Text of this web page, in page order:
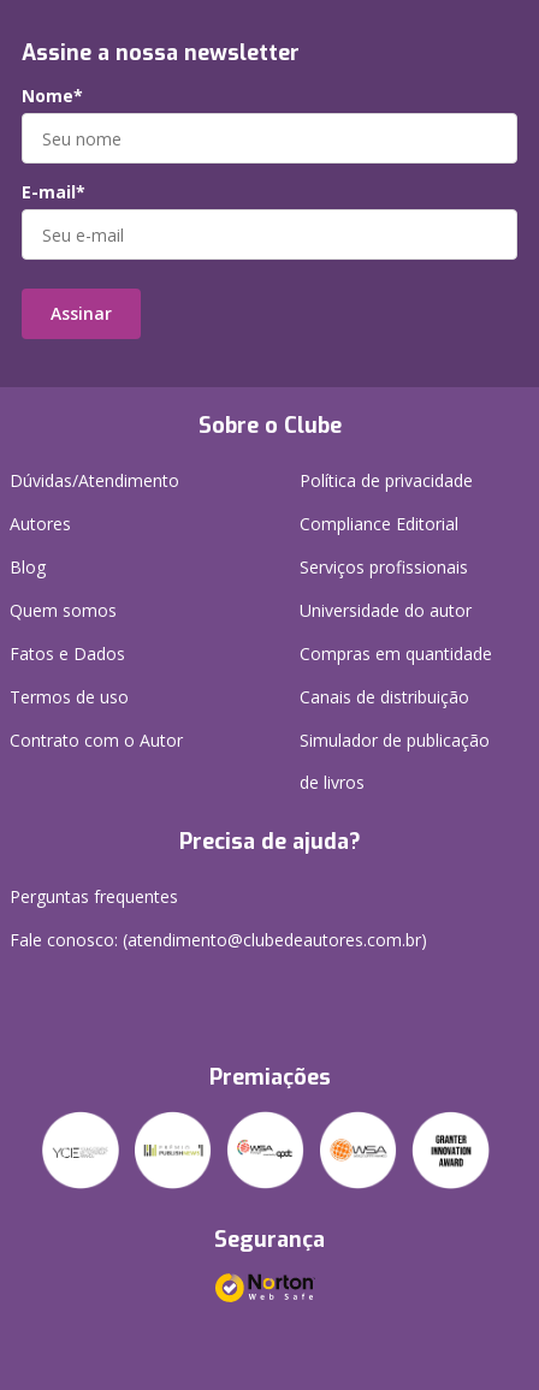
Sobre o Clube
Dúvidas/Atendimento
Autores
Blog
Quem somos
Fatos e Dados
Termos de uso
Contrato com o Autor
Política de privacidade
Compliance Editorial
Serviços profissionais
Universidade do autor
Compras em quantidade
Canais de distribuição
Simulador de publicação
de livros
Precisa de ajuda?
Perguntas frequentes
Fale conosco: (atendimento@clubedeautores.com.br)
Premiações
Segurança
Assine a nossa newsletter
Nome*
E-mail*
Assinar